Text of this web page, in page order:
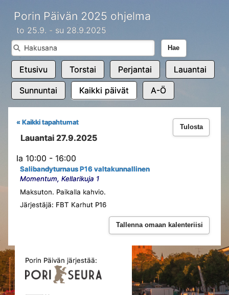
Porin Päivän 2025 ohjelma
to 25.9. - su 28.9.2025
Hae
Etusivu Torstai Perjantai Lauantai
Sunnuntai Kaikki päivät A-Ö
Tulosta
« Kaikki tapahtumat
Lauantai 27.9.2025
la 10:00 - 16:00
Salibandyturnaus P16 valtakunnallinen
Momentum, Kellarikuja 1
Maksuton. Paikalla kahvio.
Järjestäjä: FBT Karhut P16
Tallenna omaan kalenteriisi
Porin Päivän järjestää: